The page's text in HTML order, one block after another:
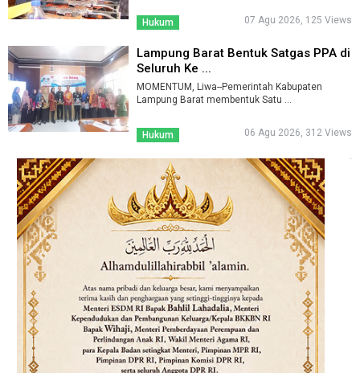
Hukum 07 Agu 2026, 125 Views
Lampung Barat Bentuk Satgas PPA di
Seluruh Ke ...
MOMENTUM, Liwa--Pemerintah Kabupaten
Lampung Barat membentuk Satu ...
Hukum 06 Agu 2026, 312 Views